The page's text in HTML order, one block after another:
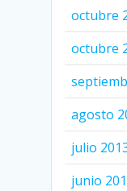
octubre
octubre
agosto
julio
junio